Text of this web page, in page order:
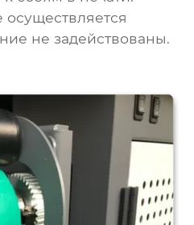
осуществляется
не задействованы.